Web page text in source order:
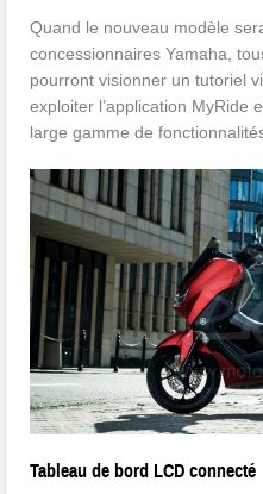
Quand le nouveau modèle
concessionnaires Yamaha,
pourront visionner un tutoriel
exploiter l’application MyRide
large gamme de
Tableau de bord LCD connecté